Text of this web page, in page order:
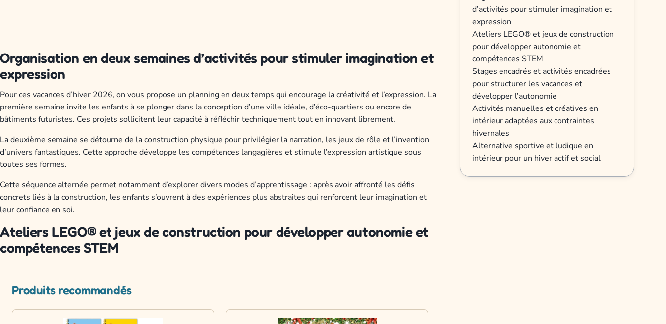
Organisation en deux semaines d’activités pour stimuler imagination et
expression
Pour ces vacances d’hiver 2026, on vous propose un planning en deux temps qui encourage la créativité et l’expression. La
première semaine invite les enfants à se plonger dans la conception d’une ville idéale, d’éco-quartiers ou encore de
bâtiments futuristes. Ces projets sollicitent leur capacité à réfléchir techniquement tout en innovant librement.
La deuxième semaine se détourne de la construction physique pour privilégier la narration, les jeux de rôle et l’invention
d’univers fantastiques. Cette approche développe les compétences langagières et stimule l’expression artistique sous
toutes ses formes.
Cette séquence alternée permet notamment d’explorer divers modes d’apprentissage : après avoir affronté les défis
concrets liés à la construction, les enfants s’ouvrent à des expériences plus abstraites qui renforcent leur imagination et
leur confiance en soi.
Ateliers LEGO® et jeux de construction pour développer autonomie et
compétences STEM
Produits recommandés
d’activités pour stimuler imagination et
expression
Ateliers LEGO® et jeux de construction
pour développer autonomie et
compétences STEM
Stages encadrés et activités encadrées
pour structurer les vacances et
développer l’autonomie
Activités manuelles et créatives en
intérieur adaptées aux contraintes
hivernales
Alternative sportive et ludique en
intérieur pour un hiver actif et social